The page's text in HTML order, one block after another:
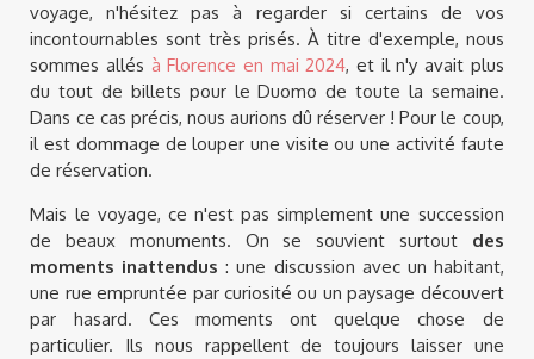
voyage, n'hésitez pas à regarder si certains de vos
incontournables sont très prisés. À titre d'exemple, nous
sommes allés à Florence en mai 2024, et il n'y avait plus
du tout de billets pour le Duomo de toute la semaine.
Dans ce cas précis, nous aurions dû réserver ! Pour le coup,
il est dommage de louper une visite ou une activité faute
de réservation.
Mais le voyage, ce n'est pas simplement une succession
de beaux monuments. On se souvient surtout des
moments inattendus: une discussion avec un habitant,
une rue empruntée par curiosité ou un paysage découvert
par hasard. Ces moments ont quelque chose de
particulier. Ils nous rappellent de toujours laisser une